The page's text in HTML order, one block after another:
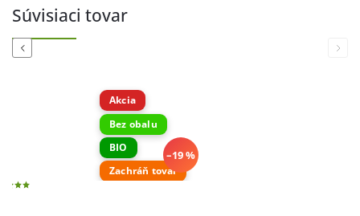
Súvisiaci tovar
Previous
Akcia
Bez obalu
BIO
Zachráň tovar
–19 %
Next